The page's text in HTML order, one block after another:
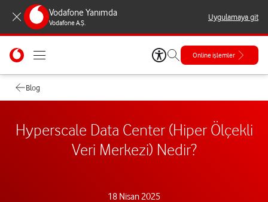
Vodafone Yanımda
Vodafone A.Ş.
Uygulamaya git
Online işlemler
Blog
Hyperscale Data Center (Hiper Ölçekli
Veri Merkezi) Nedir?
18 Nisan 2025